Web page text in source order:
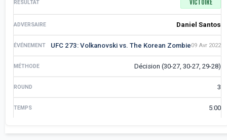
VICTOIRE
Daniel Santos
UFC 273: Volkanovski vs. The Korean Zombie09 Avr 2022
Décision (30-27, 30-27, 29-28)
3
5:00